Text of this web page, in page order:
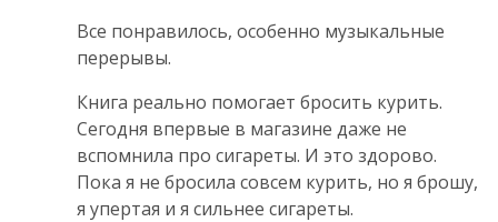
Все понравилось, особенно музыкальные
перерывы.
Книга реально помогает бросить курить.
Сегодня впервые в магазине даже не
вспомнила про сигареты. И это здорово.
Пока я не бросила совсем курить, но я брошу,
я упертая и я сильнее сигареты.